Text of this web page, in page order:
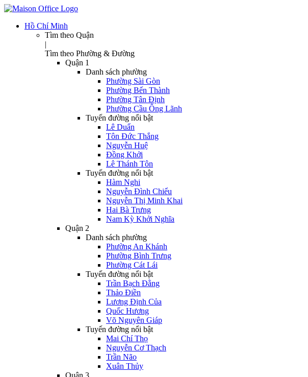
Hồ Chí Minh
Tìm theo Quận
|
Tìm theo Phường & Đường
Quận 1
Danh sách phường
Phường Sài Gòn
Phường Bến Thành
Phường Tân Định
Phường Cầu Ông Lãnh
Tuyến đường nổi bật
Lê Duẩn
Tôn Đức Thắng
Nguyễn Huệ
Đồng Khởi
Lê Thánh Tôn
Tuyến đường nổi bật
Hàm Nghi
Nguyễn Đình Chiểu
Nguyễn Thị Minh Khai
Hai Bà Trưng
Nam Kỳ Khởi Nghĩa
Quận 2
Danh sách phường
Phường An Khánh
Phường Bình Trưng
Phường Cát Lái
Tuyến đường nổi bật
Trần Bạch Đằng
Thảo Điền
Lương Định Của
Quốc Hương
Võ Nguyên Giáp
Tuyến đường nổi bật
Mai Chí Thọ
Nguyễn Cơ Thạch
Trần Não
Xuân Thủy
Quận 3